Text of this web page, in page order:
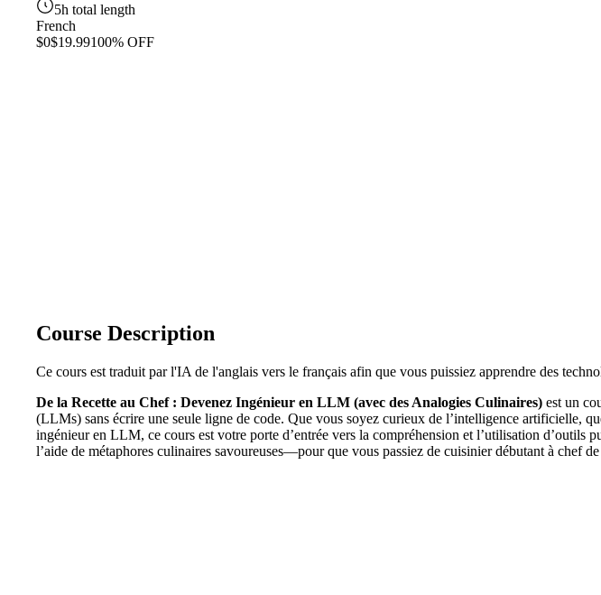
5h total length
French
$0$19.99100% OFF
Course Description
Ce cours est traduit par l'IA de l'anglais vers le français afin que vous puissiez apprendre des
De la Recette au Chef : Devenez Ingénieur en LLM (avec des Analogies Culinaires) est un
(LLMs) sans écrire une seule ligne de code. Que vous soyez curieux de l’intelligence artificielle,
ingénieur en LLM, ce cours est votre porte d’entrée vers la compréhension et l’utilisation
l’aide de métaphores culinaires savoureuses—pour que vous passiez de cuisinier débutant à chef